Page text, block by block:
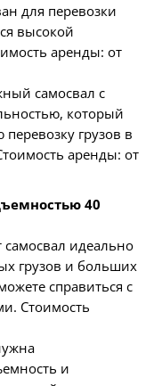
для перевозки
высокой
аренды: от
самосвал с
который
грузов в
аренды: от
40
самосвал идеально
грузов и больших
справиться с
Стоимость
и